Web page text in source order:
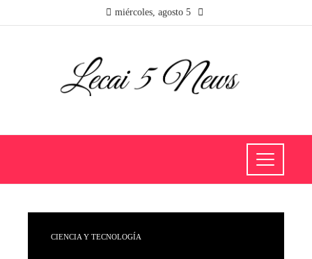
miércoles, agosto 5
CIENCIA Y TECNOLOGÍA